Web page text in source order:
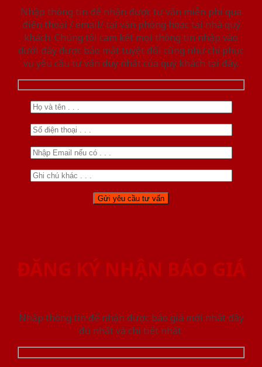
Nhập thông tin để nhận được tư vấn miễn phí qua
điện thoại / email/ tại văn phòng hoặc tại nhà quý
khách. Chúng tôi cam kết mọi thông tin nhập vào
dưới đây được bảo mật tuyệt đối cũng như chỉ phục
vụ yêu cầu tư vấn duy nhất của quý khách tại đây.
ĐĂNG KÝ NHẬN BÁO GIÁ
Nhập thông tin để nhận được báo giá mới nhât đầy
đủ nhất và chi tiết nhất.